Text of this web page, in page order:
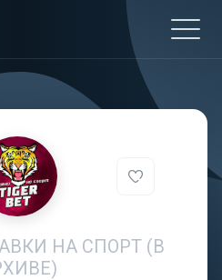
НА СПОРТ (В